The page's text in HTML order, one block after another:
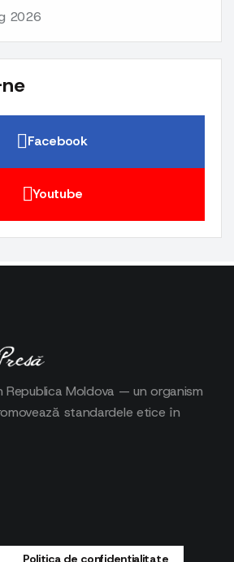
la
și a
presă
2026
Facebook
Youtube
Republica Moldova — un organism
standardele etice în
Politica de confidențialitate